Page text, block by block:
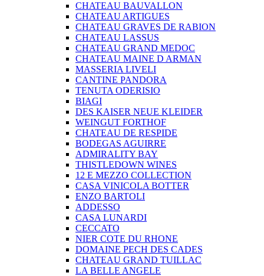
CHATEAU BAUVALLON
CHATEAU ARTIGUES
CHATEAU GRAVES DE RABION
CHATEAU LASSUS
CHATEAU GRAND MEDOC
CHATEAU MAINE D ARMAN
MASSERIA LIVELI
CANTINE PANDORA
TENUTA ODERISIO
BIAGI
DES KAISER NEUE KLEIDER
WEINGUT FORTHOF
CHATEAU DE RESPIDE
BODEGAS AGUIRRE
ADMIRALITY BAY
THISTLEDOWN WINES
12 E MEZZO COLLECTION
CASA VINICOLA BOTTER
ENZO BARTOLI
ADDESSO
CASA LUNARDI
CECCATO
NIER COTE DU RHONE
DOMAINE PECH DES CADES
CHATEAU GRAND TUILLAC
LA BELLE ANGELE